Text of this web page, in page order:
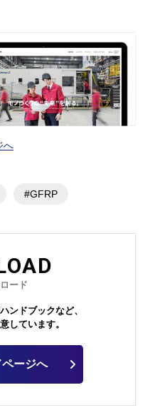
へ
#GFRP
ード
ンドブックなど、
しています。
ージへ